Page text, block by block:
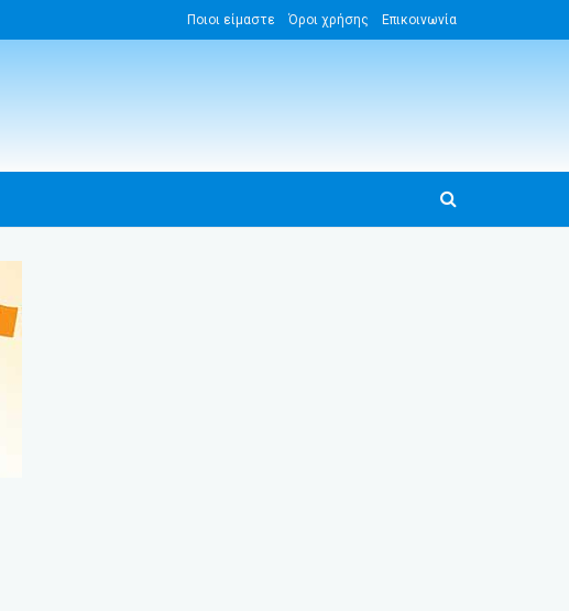
Ποιοι είμαστε Όροι χρήσης Επικοινωνία